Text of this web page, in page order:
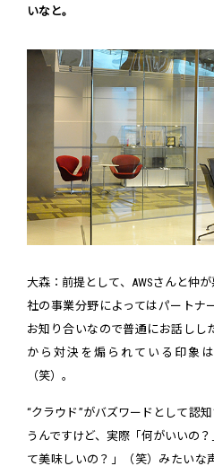
いなと。
大森：前提として、AWSさんと仲
社の事業分野によってはパートナ
お知り合いなので普通にお話しし
から対決を煽られている印象
（笑）。
“クラウド”がバズワードとして認
うんですけど、実際「何がいいの
て美味しいの？」（笑）みたいな